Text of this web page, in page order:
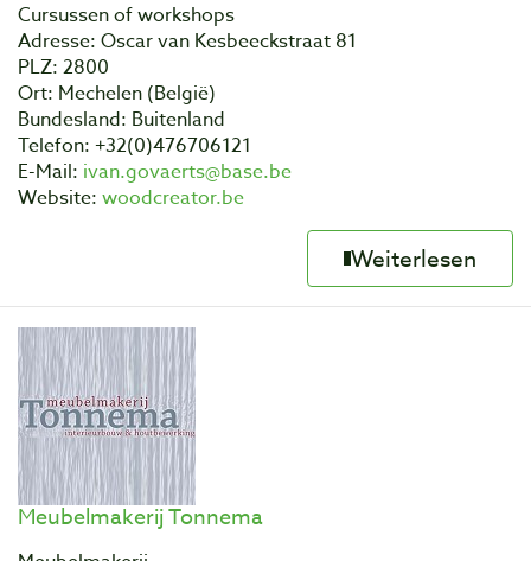
Cursussen of workshops
Adresse: Oscar van Kesbeeckstraat 81
PLZ: 2800
Ort: Mechelen (België)
Bundesland: Buitenland
Telefon: +32(0)476706121
E-Mail: ivan.govaerts@base.be
Website: woodcreator.be
Weiterlesen
Meubelmakerij Tonnema